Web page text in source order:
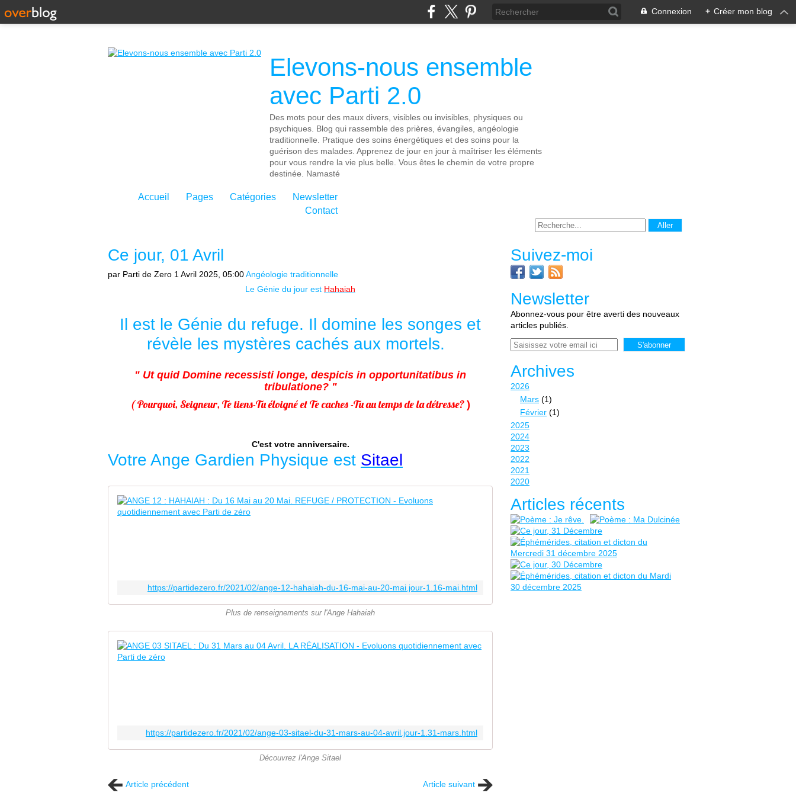
Connexion + Créer mon blog
Elevons-nous ensemble
avec Parti 2.0
Des mots pour des maux divers, visibles ou invisibles, physiques ou
psychiques. Blog qui rassemble des prières, évangiles, angéologie
traditionnelle. Pratique des soins énergétiques et des soins pour la
guérison des malades. Apprenez de jour en jour à maîtriser les éléments
pour vous rendre la vie plus belle. Vous êtes le chemin de votre propre
destinée. Namasté
Accueil Pages Catégories
Newsletter
Contact
Ce jour, 01 Avril
par Parti de Zero 1 Avril 2025, 05:00Angéologie traditionnelle
Le Génie du jour est Hahaiah
Il est le Génie du refuge. Il domine les songes et
révèle les mystères cachés aux mortels.
" Ut quid Domine recessisti longe, despicis in opportunitatibus in
tribulatione? "
( Pourquoi, Seigneur, Te tiens-Tu éloigné et Te caches -Tu au temps de la détresse? )
C'est votre anniversaire.
Votre Ange Gardien Physique est Sitael
ANGE 12 : HAHAIAH : Du 16 Mai au 20 Mai. REFUGE /
U
https://partidezero.fr/2021/02/ange-12-hahaiah-du-16-mai-au-20-mai.jour-1.16-mai.html
Plus de renseignements sur l'Ange Hahaiah
É
G
https://partidezero.fr/2021/02/ange-03-sitael-du-31-mars-au-04-avril.jour-1.31-mars.html
Découvrez l'Ange Sitael
Article précédent Article suivant
Suivez-moi
Newsletter
Abonnez-vous pour être averti des nouveaux
articles publiés.
Email
Archives
2026
Mars (1)
Février (1)
2025
2024
2023
2022
2021
2020
Articles récents